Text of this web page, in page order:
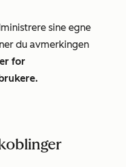
sine egne
du avmerkingen
for